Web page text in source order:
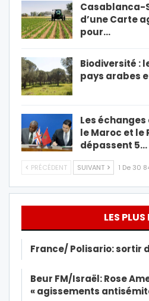
Casablanca-
d’une Carte
pour…
Biodiversité :
pays arabes
Les
le Maroc et le
dépassent 5…
PRÉCÉDENT SUIVANT 1 De 30
LES PLUS
France/ Polisario: sortir
Beur FM/Israël: Rose
« agissements